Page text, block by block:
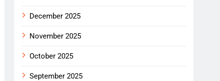
December 2025
November 2025
October 2025
September 2025